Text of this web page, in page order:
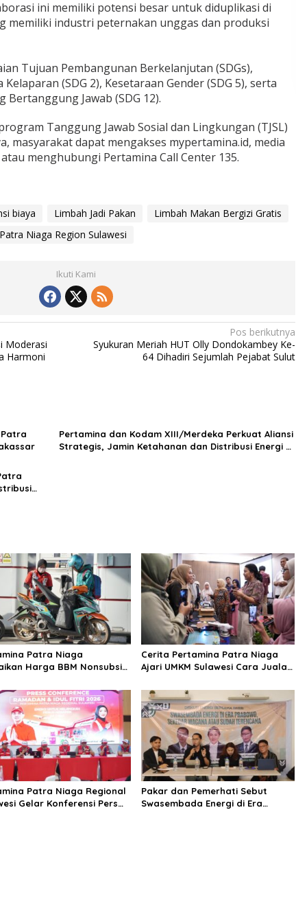
ini memiliki potensi besar untuk diduplikasi di
memiliki industri peternakan unggas dan produksi
Tujuan Pembangunan Berkelanjutan (SDGs),
(SDG 2), Kesetaraan Gender (SDG 5), serta
Bertanggung Jawab (SDG 12).
Tanggung Jawab Sosial dan Lingkungan (TJSL)
masyarakat dapat mengakses mypertamina.id, media
menghubungi Pertamina Call Center 135.
biaya Limbah Jadi Pakan
Limbah Makan Bergizi Gratis
Niaga Region Sulawesi
Ikuti Kami
Moderasi
Harmoni
Pos berikutnya
Syukuran Meriah HUT Olly Dondokambey Ke-
64 Dihadiri Sejumlah Pejabat Sulut
Pertamina dan Kodam XIII/Merdeka Perkuat Aliansi
Strategis, Jamin Ketahanan dan Distribusi Energi di
Patra Niaga
Harga BBM Nonsubsidi
Cerita Pertamina Patra Niaga
Ajari UMKM Sulawesi Cara Jualan
Patra Niaga Regional
Gelar Konferensi Pers
Pakar dan Pemerhati Sebut
Swasembada Energi di Era